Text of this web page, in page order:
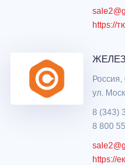
https://
ул.
8 (343)
8 800
https://